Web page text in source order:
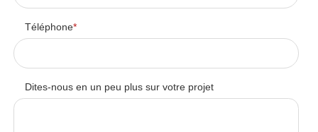
Téléphone*
Dites-nous en un peu plus sur votre projet